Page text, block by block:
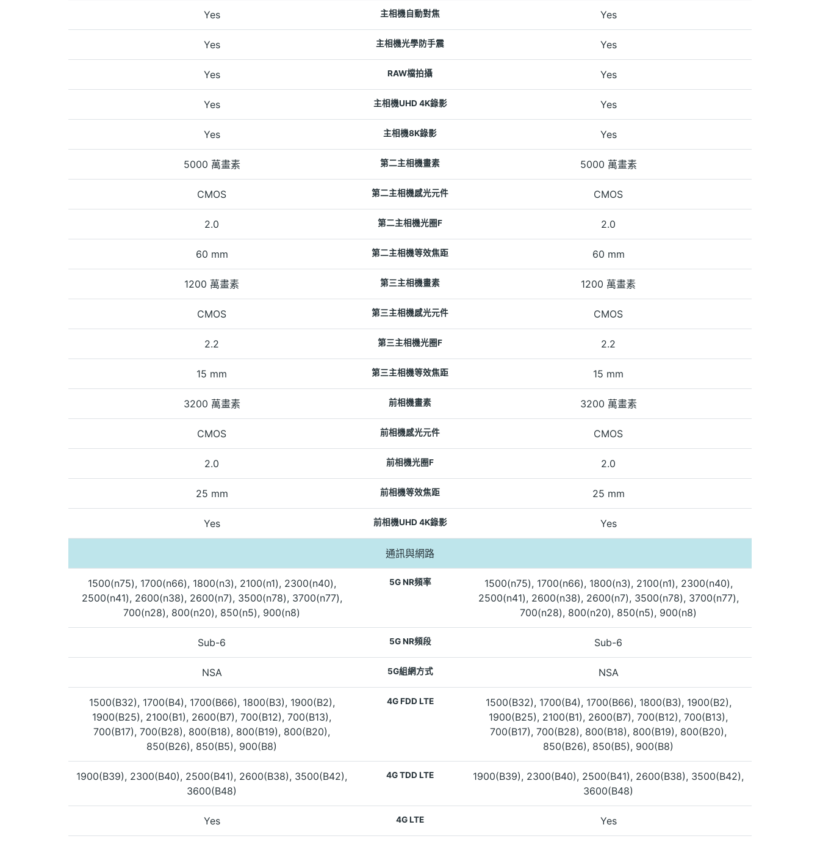
Yes 主相機自動對焦 Yes
Yes 主相機光學防手震 Yes
Yes RAW檔拍攝 Yes
Yes 主相機UHD 4K錄影 Yes
Yes 主相機8K錄影 Yes
5000 萬畫素 第二主相機畫素 5000 萬畫素
CMOS 第二主相機感光元件 CMOS
2.0 第二主相機光圈F 2.0
60 mm 第二主相機等效焦距 60 mm
1200 萬畫素 第三主相機畫素 1200 萬畫素
CMOS 第三主相機感光元件 CMOS
2.2 第三主相機光圈F 2.2
15 mm 第三主相機等效焦距 15 mm
3200 萬畫素 前相機畫素 3200 萬畫素
CMOS 前相機感光元件 CMOS
2.0 前相機光圈F 2.0
25 mm 前相機等效焦距 25 mm
Yes 前相機UHD 4K錄影 Yes
通訊與網路
1500(n75), 1700(n66), 1800(n3), 2100(n1), 2300(n40),
2500(n41), 2600(n38), 2600(n7), 3500(n78), 3700(n77),
700(n28), 800(n20), 850(n5), 900(n8)
5G NR頻率
1500(n75), 1700(n66), 1800(n3), 2100(n1), 2300(n40),
2500(n41), 2600(n38), 2600(n7), 3500(n78), 3700(n77),
700(n28), 800(n20), 850(n5), 900(n8)
Sub-6 5G NR頻段 Sub-6
NSA 5G組網方式 NSA
1500(B32), 1700(B4), 1700(B66), 1800(B3), 1900(B2),
1900(B25), 2100(B1), 2600(B7), 700(B12), 700(B13),
700(B17), 700(B28), 800(B18), 800(B19), 800(B20),
850(B26), 850(B5), 900(B8)
4G FDD LTE
1500(B32), 1700(B4), 1700(B66), 1800(B3), 1900(B2),
1900(B25), 2100(B1), 2600(B7), 700(B12), 700(B13),
700(B17), 700(B28), 800(B18), 800(B19), 800(B20),
850(B26), 850(B5), 900(B8)
1900(B39), 2300(B40), 2500(B41), 2600(B38), 3500(B42),
3600(B48)
4G TDD LTE
1900(B39), 2300(B40), 2500(B41), 2600(B38), 3500(B42),
3600(B48)
Yes 4G LTE Yes